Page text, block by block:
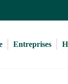
Entreprises